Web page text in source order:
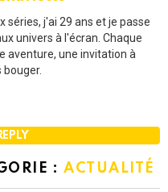
séries, j'ai 29 ans et je passe
univers à l'écran. Chaque
aventure, une invitation à
bouger.
: ACTUALITÉ